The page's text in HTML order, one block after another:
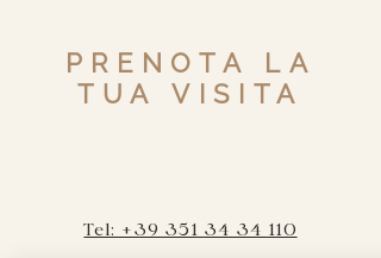
PRENOTA LA
TUA VISITA
Tel: +39 351 34 34 110